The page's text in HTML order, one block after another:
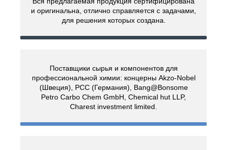
и оригинальна, отлично справляется с задачами,
для решения которых создана.
Поставщики сырья и компонентов для
профессиональной химии: концерны Akzo-Nobel
(Швеция), PCC (Германия), Bang@Bonsome
Petro Carbo Chem GmbH, Chemical hut LLP,
Charest investment limited.